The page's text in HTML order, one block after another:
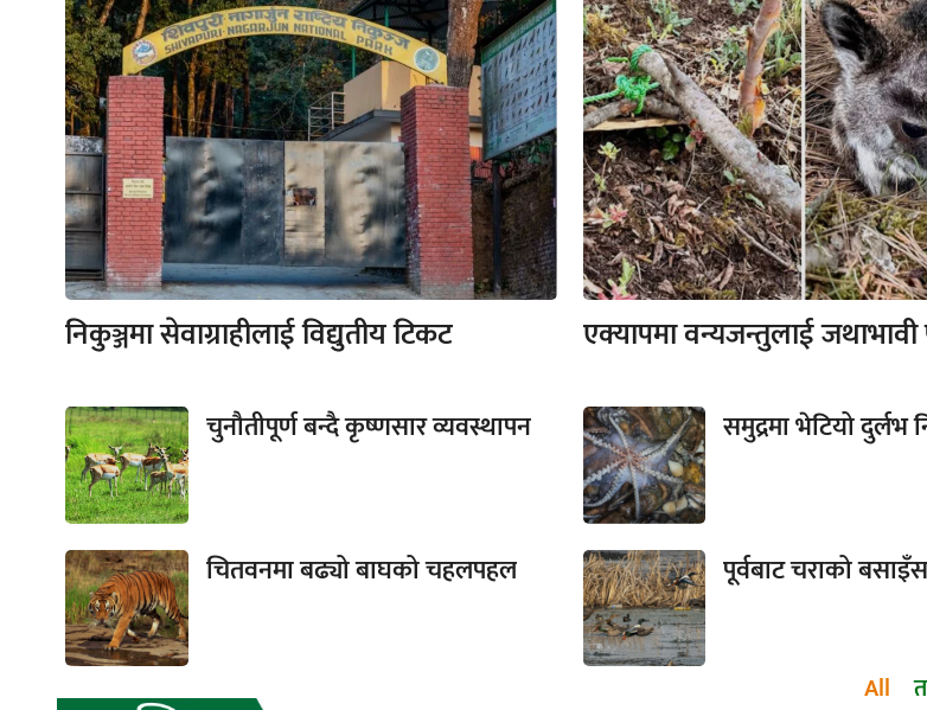
निकुञ्जमा सेवाग्राहीलाई विद्युतीय टिकट एक्यापमा वन्यजन्तुलाई जथाभावी
चुनौतीपूर्ण बन्दै कृष्णसार व्यवस्थापन समुद्रमा भेटियो दुर्लभ
चितवनमा बढ्यो बाघको चहलपहल पूर्वबाट चराको
All